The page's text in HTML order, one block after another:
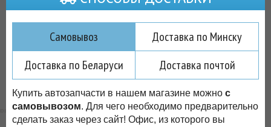
Самовывоз
Доставка по Минску
Доставка по Беларуси
Доставка почтой
Купить автозапчасти в нашем магазине можно с
самовывозом. Для чего необходимо предварительно
сделать заказ через сайт! Офис, из которого вы